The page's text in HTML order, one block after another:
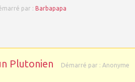
par : Barbapapa
Plutonien Démarré par : Anonyme